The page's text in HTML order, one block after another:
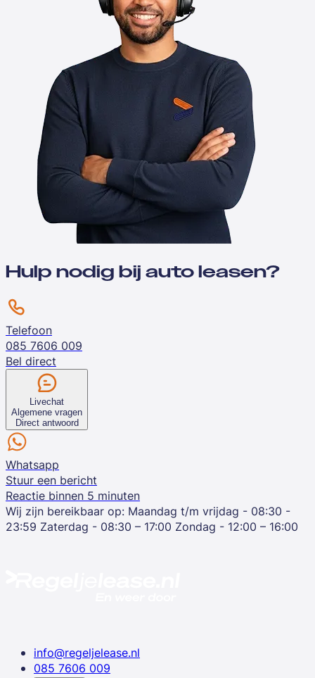
Hulp nodig bij auto leasen?
Telefoon
085 7606 009
Bel direct
Livechat
Algemene vragen
Direct antwoord
Whatsapp
Stuur een bericht
Reactie binnen 5 minuten
Wij zijn bereikbaar op: Maandag t/m vrijdag - 08:30 -
23:59 Zaterdag - 08:30 – 17:00 Zondag - 12:00 – 16:00
info@regeljelease.nl
085 7606 009